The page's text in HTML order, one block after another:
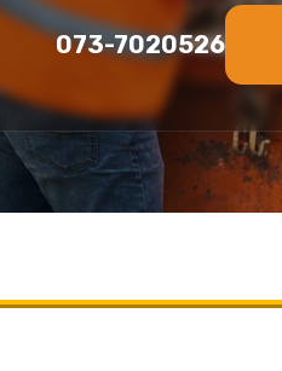
073-7020526